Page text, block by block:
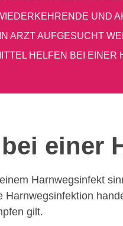
UND
ARZT AUFGESUCHT
HELFEN BEI EINER
einer
Harnwegsinfekt
Harnwegsinfektion
gilt.